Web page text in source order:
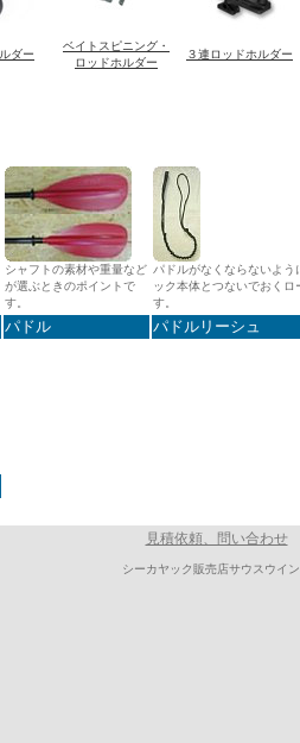
シャフトの素材や重量など
が選ぶときのポイントで
す。
パドルがなくならないよう
ック本体とつないでおくロ
す。
パドル パドルリーシュ
見積依頼、問い合わせ
シーカヤック販売店サウスウイ